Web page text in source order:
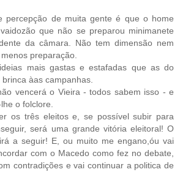
percepção de muita gente é que o home
que não se preparou minimanete
da câmara. Não tem dimensão nem
preparação.
mais gastas e estafadas que as do
àas campanhas.
vencerá o Vieira - todos sabem isso - e
o folclore.
os três eleitos e, se possível subir para
será uma grande vitória eleitoral! O
a seguir! E, ou muito me engano,óu vai
com o Macedo como fez no debate,
contradições e vai continuar a politica de